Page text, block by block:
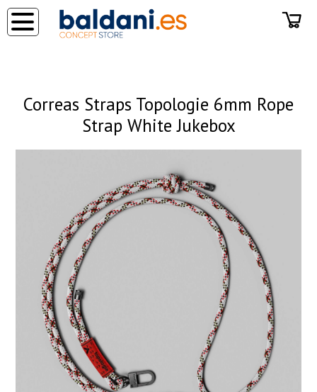
Correas Straps Topologie 6mm Rope
Strap White Jukebox